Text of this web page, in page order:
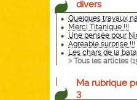
divers
Quelques travaux
Merci Titanique !!!
Une pensée pour
Agréable surprise !!!
Les chars de la
> Tous les articles (
Ma rubrique
3